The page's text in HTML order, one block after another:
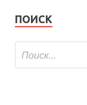
ПОИСК